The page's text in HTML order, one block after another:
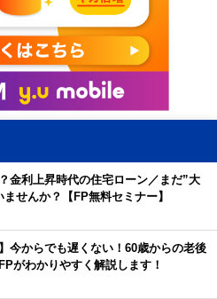
金利上昇時代の住宅ローン／まだ”大
せんか？【FP無料セミナー】
今からでも遅くない！60歳からの老後
がわかりやすく解説します！